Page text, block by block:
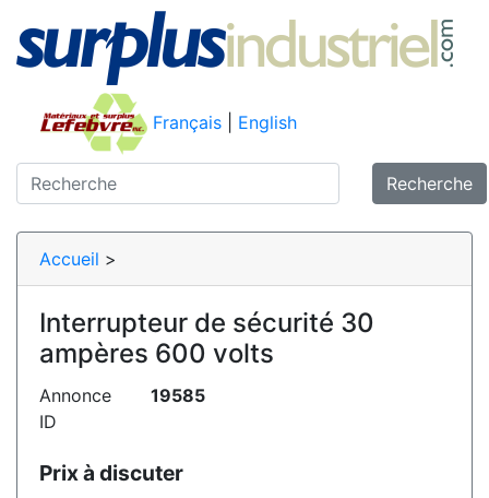
Français English
Recherche
Accueil >
Interrupteur de sécurité 30
ampères 600 volts
Annonce
ID
19585
Prix à discuter